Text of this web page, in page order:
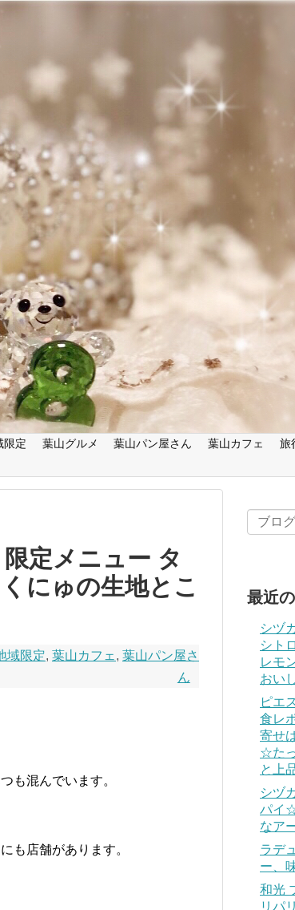
限定 葉山グルメ 葉山パン屋さん 葉山カフェ 旅
定メニュー タ
にゅの生地とこ
域限定, 葉山カフェ , 葉山パン屋さ
ん
も混んでいます。
も店舗があります。
最近
シヅ
シト
レモ
おい
ピエ
食レ
寄せ
☆た
と上
シヅ
パイ
なア
ラデ
ー、
和光
リパ